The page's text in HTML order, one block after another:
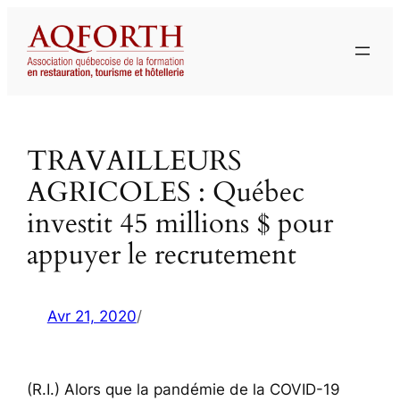
contenu
TRAVAILLEURS
AGRICOLES : Québec
investit 45 millions $ pour
appuyer le recrutement
Avr 21, 2020/
(R.I.) Alors que la pandémie de la COVID-19